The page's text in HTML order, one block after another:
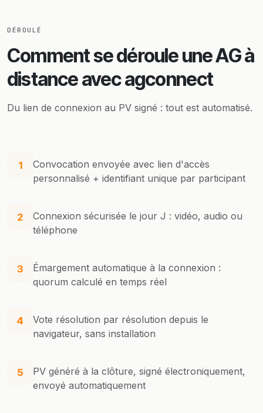
DÉROULÉ
Comment se déroule une AG à
distance avec agconnect
Du lien de connexion au PV signé : tout est automatisé.
1
Convocation envoyée avec lien d'accès
personnalisé + identifiant unique par participant
2
Connexion sécurisée le jour J : vidéo, audio ou
téléphone
3
Émargement automatique à la connexion :
quorum calculé en temps réel
4
Vote résolution par résolution depuis le
navigateur, sans installation
5
PV généré à la clôture, signé électroniquement,
envoyé automatiquement